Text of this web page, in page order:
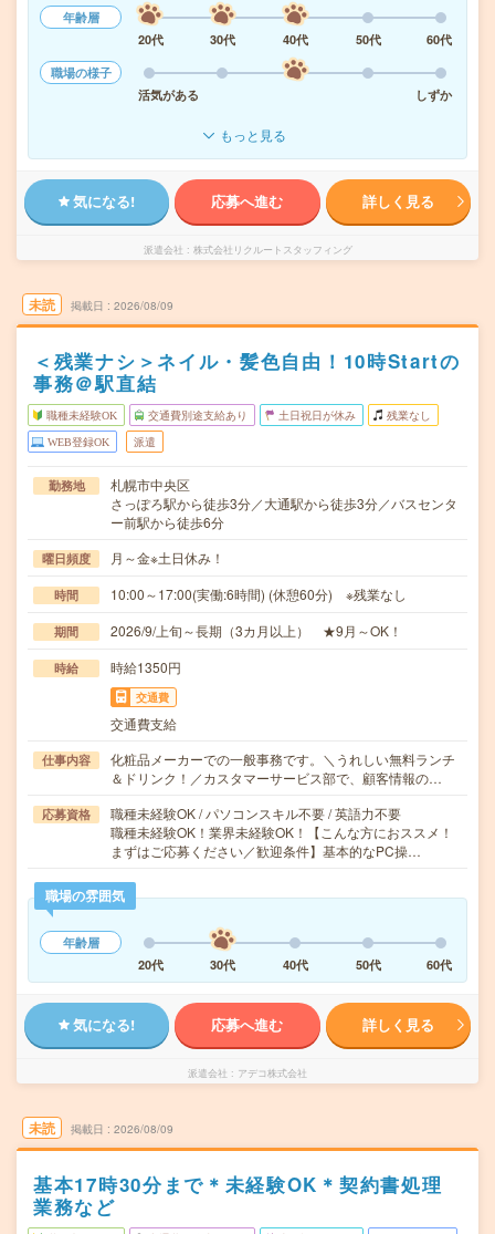
年齢層
20代
30代 40代 50代
60代
職場の様子
活気がある
しずか
もっと見る
気になる! 応募へ進む 詳しく見る
派遣会社 株式会社リクルートスタッフィング
未読 掲載日 2026/08/09
＜残業ナシ＞ネイル・髪色自由！10時Startの
事務＠駅直結
職種未経験OK 交通費別途支給あり 土日祝日が休み 残業なし
WEB登録OK 派遣
勤務地
札幌市中央区
さっぽろ駅から徒歩3分／大通駅から徒歩3分／バスセンタ
ー前駅から徒歩6分
曜日頻度 月～金※土日休み！
時間 10:00～17:00(実働:6時間) (休憩60分) ※残業なし
期間 2026/9/上旬～長期（3カ月以上） ★9月～OK！
時給 時給1350円
交通費
交通費支給
仕事内容
化粧品メーカーでの一般事務です。＼うれしい無料ランチ
＆ドリンク！／カスタマーサービス部で、顧客情報の…
応募資格
職種未経験OK / パソコンスキル不要 / 英語力不要
職種未経験OK！業界未経験OK！【こんな方におススメ！
まずはご応募ください／歓迎条件】基本的なPC操…
職場の雰囲気
年齢層
20代
30代 40代 50代 60代
気になる! 応募へ進む 詳しく見る
派遣会社 アデコ株式会社
未読 掲載日 2026/08/09
基本17時30分まで＊未経験OK＊契約書処理
業務など